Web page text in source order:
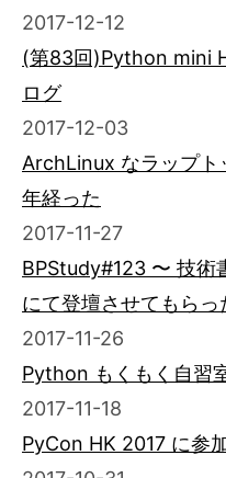
2017-12-12
(第83回)Python mini
ログ
2017-12-03
ArchLinux なラップト
年経った
2017-11-27
BPStudy#123 〜 技術
にて登壇させてもら
2017-11-26
Python もくもく自習
2017-11-18
PyCon HK 2017 に参